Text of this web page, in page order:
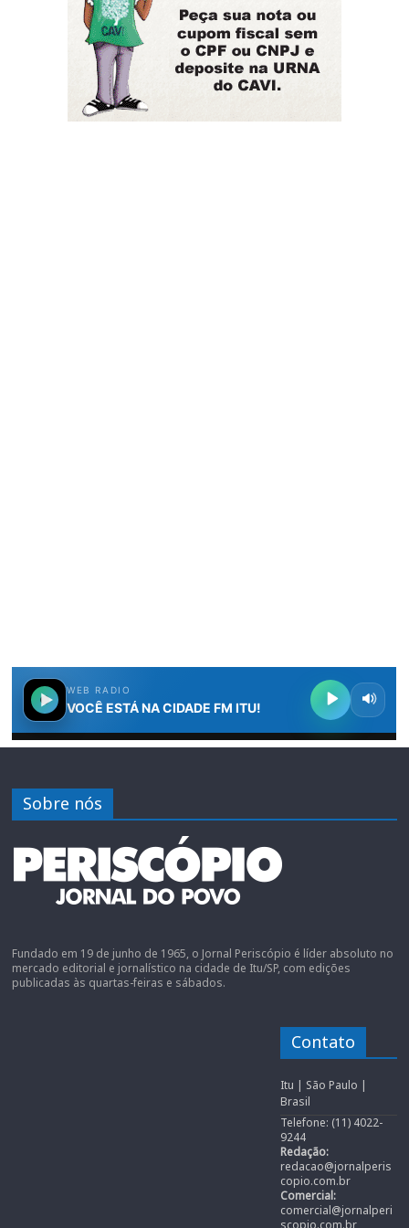
Sobre nós
Fundado em 19 de junho de 1965, o Jornal Periscópio é líder absoluto no
mercado editorial e jornalístico na cidade de Itu/SP, com edições
publicadas às quartas-feiras e sábados.
Contato
Itu | São Paulo |
Brasil
Telefone: (11) 4022-
9244
Redação:
redacao@jornalperis
copio.com.br
Comercial:
comercial@jornalperi
scopio.com.br